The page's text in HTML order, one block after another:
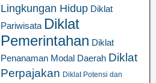
Lingkungan Hidup Diklat
Pariwisata Diklat
Pemerintahan Diklat
Penanaman Modal Daerah Diklat
Perpajakan Diklat Potensi dan